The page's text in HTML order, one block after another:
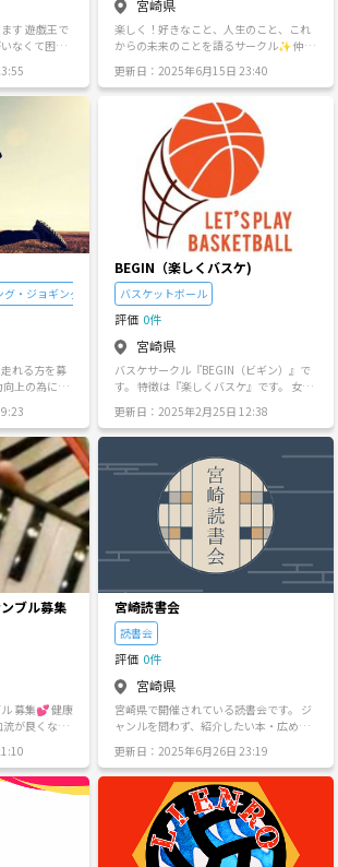
す 遊戯王で
なくて困っ
げてみまし
非お声がけ
ろしくお願
宮崎県
楽しく！好きなこと、人生のこと、これ
からの未来のことを語るサークル✨ 仲間
らと思います✨
更新日：2025年6月15日 23:40
・ジョギング
れる方を募
の為に走
方にあった
ートする事
方はメッセー
！！
は
から1時間程
来れる日だけ
BEGIN（楽しくバスケ)
バスケットボール
評価 0件
宮崎県
バスケサークル『BEGIN（ビギン）』で
す。 特徴は『楽しくバスケ』です。 女性
はしたくないって人もおられるのではな
いでしょうか？ またバスケそんなにうま
るのはなかなか楽しみにくいって人もお
られると思います。 ぶっちゃけ僕もバス
ケ上手じゃないです笑🤣 うまくはないで
すがバスケはやりたいです笑 しかもバス
ケは一人ではできないのです！！ なの
で、バスケの上手下手なんて関係なく、
ゆるくバスケを楽しんでいくサークルを
うよりも、バスケを楽しみながら、みん
なで仲良くなろうぜって感じにしていき
たいです😉 特に下記のような人向けのバ
スケサークルです。 ＊久しぶりにバスケ
をするって人 ＊上手な人に混じってバス
ケするのはちょっと怖いって人 ＊バスケ
を通じて友達作りしたい人 ＊楽しくワイ
ワイとバスケしたい人 ＊いっぱい笑いた
い人 ＊小学校だけやっていた人 ＊中学校
だけやっていた人 性別や年齢など関係な
く楽しくバスケをして、参加者のみなさ
んに友達ができれば嬉しいなーと思って
ます✨ (社会人向けですので、未成年の
方は参加をお断りさせていただいてま
更新日：2025年2月25日 12:38
ブル募集
集💕 健康
流が良くなる
は難しいけ
ワクワクア
、ポップ
かく楽しく
で作りませ
宮崎読書会
読書会
評価 0件
宮崎県
宮崎県で開催されている読書会です。 ジ
ャンルを問わず、紹介したい本・広めた
は持参した本について語ってください！
語らいを通じて新しい読書の世界が広が
ればいいなと思っています。 年齢や性別
もフリーです。 老若男女関係なく、ただ
ただ好きな本を知ってほしい・新しい本
を知りたい、という方はどうか参加を検
討してみてください。
更新日：2025年6月26日 23:19